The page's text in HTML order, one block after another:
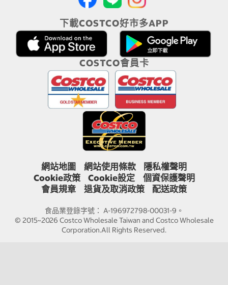
下載COSTCO好市多APP
COSTCO會員卡
網站地圖 網站使用條款
隱私權聲明
Cookie政策
Cookie設定
個資保護聲明
會員規章
退貨及取消政策 配送政策
食品業登錄字號： A-196972798-00031-9。
© 2015~2026 Costco Wholesale Taiwan and Costco Wholesale
Corporation.All Rights Reserved.